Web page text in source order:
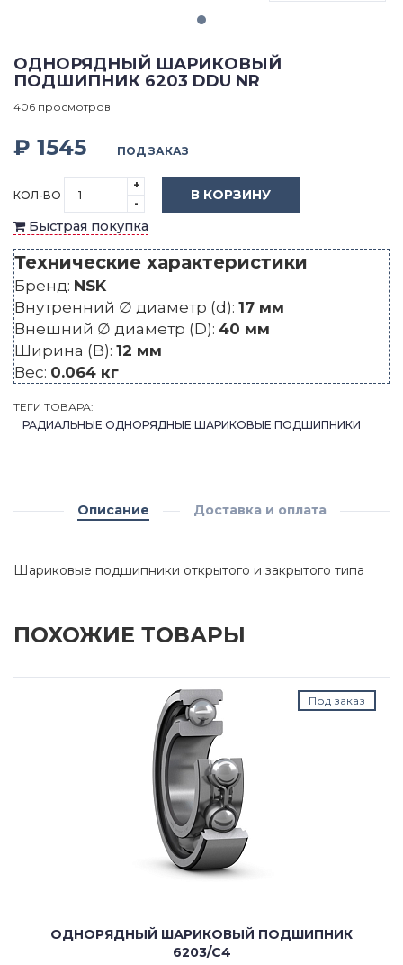
ОДНОРЯДНЫЙ ШАРИКОВЫЙ
ПОДШИПНИК 6203 DDU NR
406 просмотров
₽ 1545 ПОД ЗАКАЗ
КОЛ-ВО
+
-
В КОРЗИНУ
Быстрая покупка
Технические характеристики
Бренд: NSK
Внутренний ∅ диаметр (d): 17 мм
Внешний ∅ диаметр (D): 40 мм
Ширина (B): 12 мм
Вес: 0.064 кг
ТЕГИ ТОВАРА:
РАДИАЛЬНЫЕ ОДНОРЯДНЫЕ ШАРИКОВЫЕ ПОДШИПНИКИ
Описание Доставка и оплата
Шариковые подшипники открытого и закрытого типа
ПОХОЖИЕ ТОВАРЫ
Под заказ
ОДНОРЯДНЫЙ ШАРИКОВЫЙ ПОДШИПНИК
6203/C4